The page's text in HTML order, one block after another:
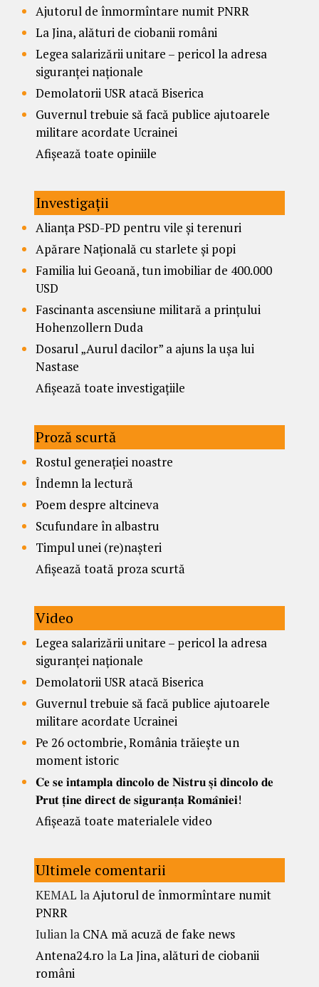
Ajutorul de înmormîntare numit PNRR
La Jina, alături de ciobanii români
Legea salarizării unitare – pericol la adresa
siguranței naționale
Demolatorii USR atacă Biserica
Guvernul trebuie să facă publice ajutoarele
militare acordate Ucrainei
Afișează toate opiniile
Investigații
Alianța PSD-PD pentru vile și terenuri
Apărare Națională cu starlete și popi
Familia lui Geoană, tun imobiliar de 400.000
USD
Fascinanta ascensiune militară a prințului
Hohenzollern Duda
Dosarul „Aurul dacilor” a ajuns la ușa lui
Nastase
Afișează toate investigațiile
Proză scurtă
Rostul generației noastre
Îndemn la lectură
Poem despre altcineva
Scufundare în albastru
Timpul unei (re)nașteri
Afișează toată proza scurtă
Video
Legea salarizării unitare – pericol la adresa
siguranței naționale
Demolatorii USR atacă Biserica
Guvernul trebuie să facă publice ajutoarele
militare acordate Ucrainei
Pe 26 octombrie, România trăiește un
moment istoric
𝐂𝐞 𝐬𝐞 𝐢𝐧𝐭𝐚𝐦𝐩𝐥𝐚 𝐝𝐢𝐧𝐜𝐨𝐥𝐨 𝐝𝐞 𝐍𝐢𝐬𝐭𝐫𝐮 𝐬̦𝐢 𝐝𝐢𝐧𝐜𝐨𝐥𝐨 𝐝𝐞
𝐏𝐫𝐮𝐭 𝐭̦𝐢𝐧𝐞 𝐝𝐢𝐫𝐞𝐜𝐭 𝐝𝐞 𝐬𝐢𝐠𝐮𝐫𝐚𝐧𝐭̦𝐚 𝐑𝐨𝐦𝐚̂𝐧𝐢𝐞𝐢!
Afișează toate materialele video
Ultimele comentarii
KEMAL laAjutorul de înmormîntare numit
PNRR
Iulianla CNA mă acuză de fake news
Antena24.ro laLa Jina, alături de ciobanii
români